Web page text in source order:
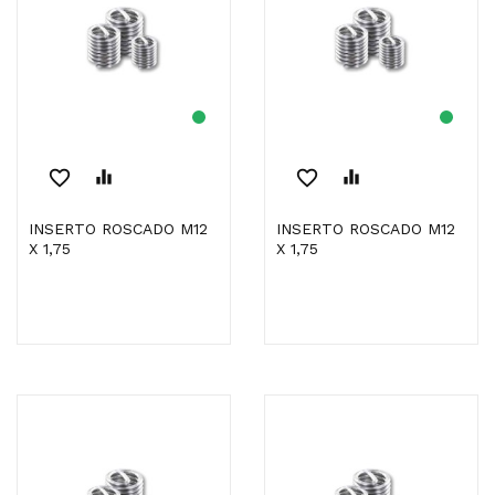
favorite_border equalizer
INSERTO ROSCADO M12
X 1,75
favorite_border equalizer
INSERTO ROSCADO M12
X 1,75